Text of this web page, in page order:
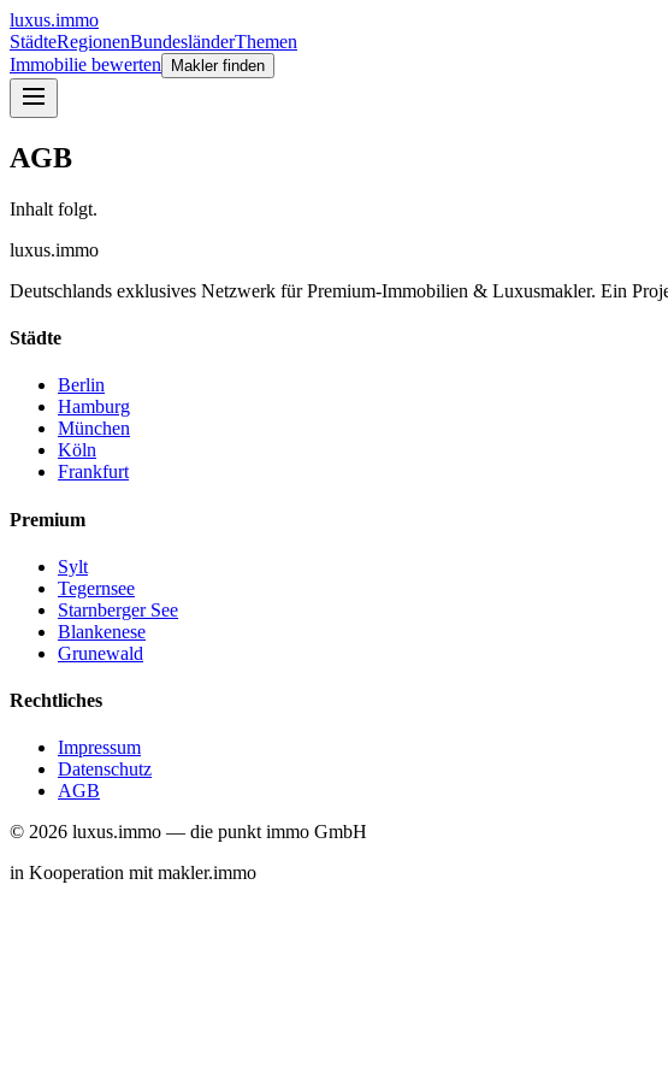
luxus.immo
StädteRegionenBundesländerThemen
Immobilie bewerten
Makler finden
AGB
Inhalt folgt.
luxus.immo
Deutschlands exklusives Netzwerk für Premium-Immobilien & Luxusmakler. Ein
Städte
Berlin
Hamburg
München
Köln
Frankfurt
Premium
Sylt
Tegernsee
Starnberger See
Blankenese
Grunewald
Rechtliches
Impressum
Datenschutz
AGB
© 2026 luxus.immo — die punkt immo GmbH
in Kooperation mitmakler.immo